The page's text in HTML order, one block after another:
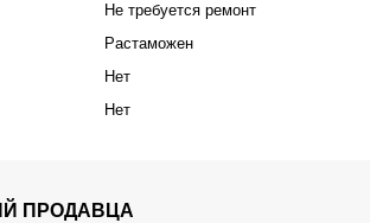
Не требуется ремонт
Растаможен
Нет
Нет
ПРОДАВЦА